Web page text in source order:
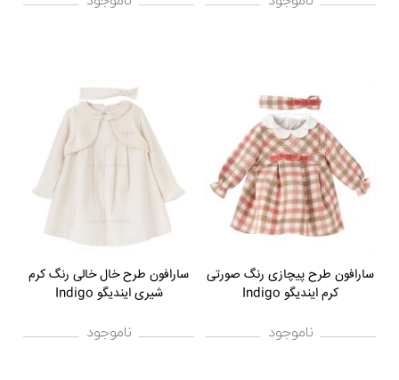
سارافون طرح پیچازی رنگ صورتی
کرم ایندیگو Indigo
ناموجود
سارافون طرح خال خالی رنگ کرم
شیری ایندیگو Indigo
ناموجود